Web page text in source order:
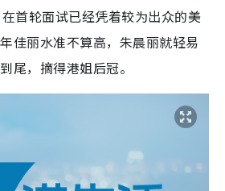
首轮面试已经凭着较为出众的美
佳丽水准不算高，朱晨丽就轻易
尾，摘得港姐后冠。